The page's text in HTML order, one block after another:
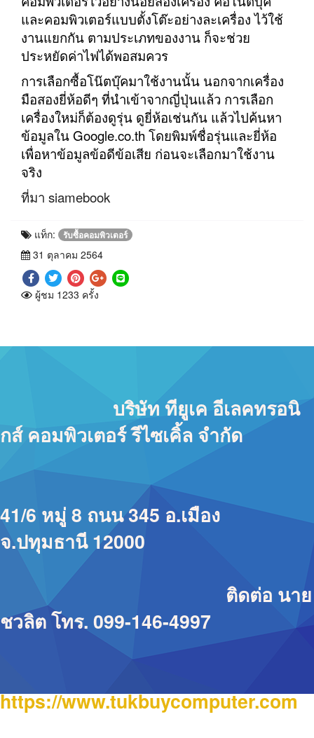
และคอมพิวเตอร์แบบตั้งโต๊ะอย่างละเครื่อง ไว้ใช้
งานแยกกัน ตามประเภทของงาน ก็จะช่วย
ประหยัดค่าไฟได้พอสมควร
การเลือกซื้อโน๊ตบุ๊คมาใช้งานนั้น นอกจากเครื่อง
มือสองยี่ห้อดีๆ ที่นำเข้าจากญี่ปุ่นแล้ว การเลือก
เครื่องใหม่ก็ต้องดูรุ่น ดูยี่ห้อเช่นกัน แล้วไปค้นหา
ข้อมูลใน Google.co.th โดยพิมพ์ชื่อรุ่นและยี่ห้อ
เพื่อหาข้อมูลข้อดีข้อเสีย ก่อนจะเลือกมาใช้งาน
จริง
ที่มา siamebook
แท็ก: รับซื้อคอมพิวเตอร์
31 ตุลาคม 2564
ผู้ชม 1233 ครั้ง
บริษัท ทียูเค อีเลคทรอนิ
กส์ คอมพิวเตอร์ รีไซเคิ้ล จำกัด
41/6 หมู่ 8 ถนน 345 อ.เมือง
จ.ปทุมธานี 12000
ติดต่อ นาย
ชวลิต โทร. 099-146-4997
https://www.tukbuycomputer.com